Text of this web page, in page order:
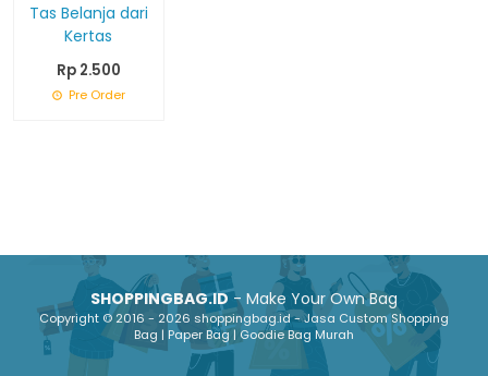
Tas Belanja dari
Kertas
Rp 2.500
Pre Order
SHOPPINGBAG.ID- Make Your Own Bag
Copyright © 2016 - 2026 shoppingbag.id - Jasa Custom Shopping
Bag | Paper Bag | Goodie Bag Murah